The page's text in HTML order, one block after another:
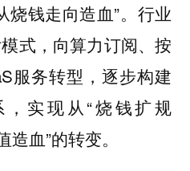
烧钱走向造血”。行业
式，向算力订阅、按
服务转型，逐步构建
实现从“烧钱扩规
血”的转变。